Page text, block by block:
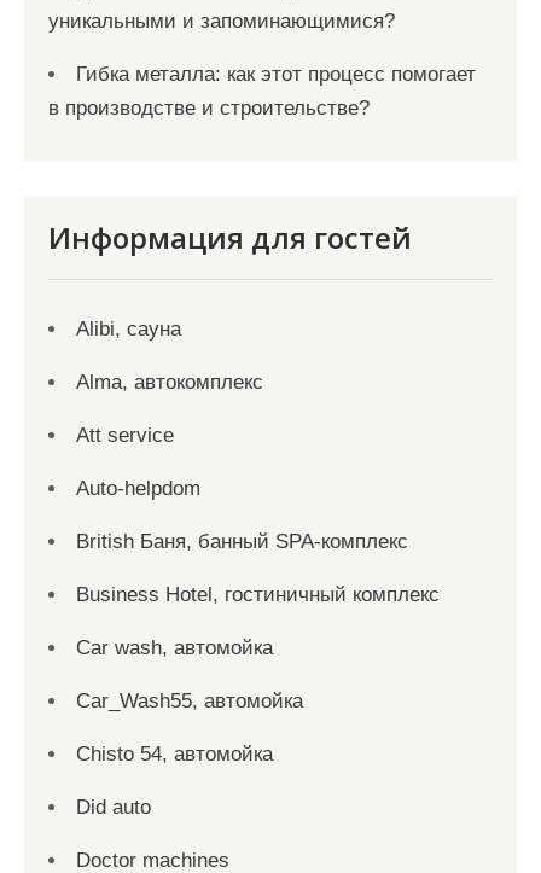
уникальными и запоминающимися?
Гибка металла: как этот процесс помогает
в производстве и строительстве?
Информация для гостей
Alibi, сауна
Alma, автокомплекс
Att service
Auto-helpdom
British Баня, банный SPA-комплекс
Business Hotel, гостиничный комплекс
Car wash, автомойка
Car_Wash55, автомойка
Chisto 54, автомойка
Did auto
Doctor machines